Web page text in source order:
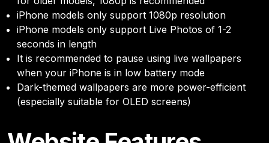
iPhone models only support 1080p resolution
iPhone models only support Live Photos of 1-2
seconds in length
It is recommended to pause using live wallpapers
when your iPhone is in low battery mode
Dark-themed wallpapers are more power-efficient
(especially suitable for OLED screens)